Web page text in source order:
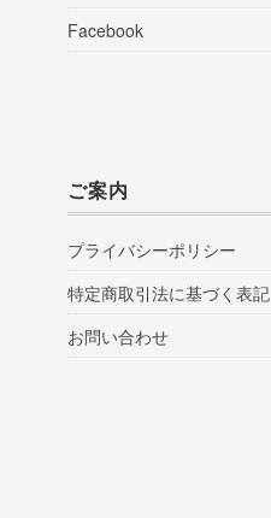
Facebook
ご案内
プライバシーポリシー
特定商取引法に基づく表記
お問い合わせ